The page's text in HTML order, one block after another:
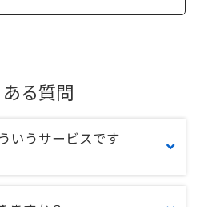
る質問
いうサービスです